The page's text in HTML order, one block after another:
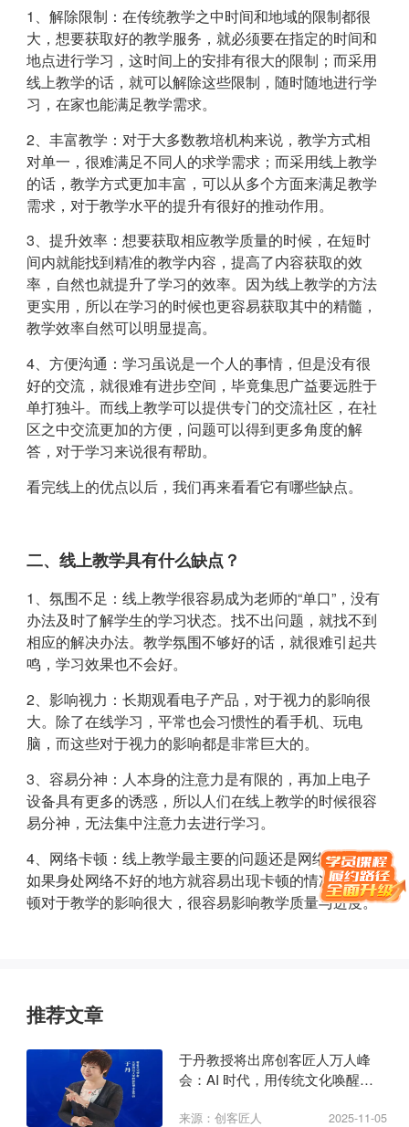
1、解除限制：在传统教学之中时间和地域的限制都很
大，想要获取好的教学服务，就必须要在指定的时间和
地点进行学习，这时间上的安排有很大的限制；而采用
线上教学的话，就可以解除这些限制，随时随地进行学
习，在家也能满足教学需求。
2、丰富教学：对于大多数教培机构来说，教学方式相
对单一，很难满足不同人的求学需求；而采用线上教学
的话，教学方式更加丰富，可以从多个方面来满足教学
需求，对于教学水平的提升有很好的推动作用。
3、提升效率：想要获取相应教学质量的时候，在短时
间内就能找到精准的教学内容，提高了内容获取的效
率，自然也就提升了学习的效率。因为线上教学的方法
更实用，所以在学习的时候也更容易获取其中的精髓，
教学效率自然可以明显提高。
4、方便沟通：学习虽说是一个人的事情，但是没有很
好的交流，就很难有进步空间，毕竟集思广益要远胜于
单打独斗。而线上教学可以提供专门的交流社区，在社
区之中交流更加的方便，问题可以得到更多角度的解
答，对于学习来说很有帮助。
看完线上的优点以后，我们再来看看它有哪些缺点。
二、线上教学具有什么缺点？
1、氛围不足：线上教学很容易成为老师的“单口”，没有
办法及时了解学生的学习状态。找不出问题，就找不到
相应的解决办法。教学氛围不够好的话，就很难引起共
鸣，学习效果也不会好。
2、影响视力：长期观看电子产品，对于视力的影响很
大。除了在线学习，平常也会习惯性的看手机、玩电
脑，而这些对于视力的影响都是非常巨大的。
3、容易分神：人本身的注意力是有限的，再加上电子
设备具有更多的诱惑，所以人们在线上教学的时候很容
易分神，无法集中注意力去进行学习。
4、网络卡顿：线上教学最主要的问题还是网络问题，
如果身处网络不好的地方就容易出现卡顿的情况，而卡
顿对于教学的影响很大，很容易影响教学质量与进度。
推荐文章
于丹教授将出席创客匠人万人峰
会：AI 时代，用传统文化唤醒商
来源：创客匠人 2025-11-05